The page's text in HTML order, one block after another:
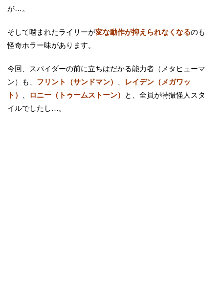
が…。
そして噛まれたライリーが変な動作が抑えられなくなるのも
怪奇ホラー味があります。
今回、スパイダーの前に立ちはだかる能力者（メタヒューマ
ン）も、 フリント（サンドマン）
レイデン（メガワッ
ト）
ロニー（トゥームストーン）
と、全員が特撮怪人スタ
イルでしたし…。